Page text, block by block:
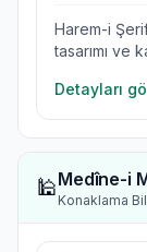
Harem-i
tasarımı ve
Detayları
🕌Medîne-i
Konaklama